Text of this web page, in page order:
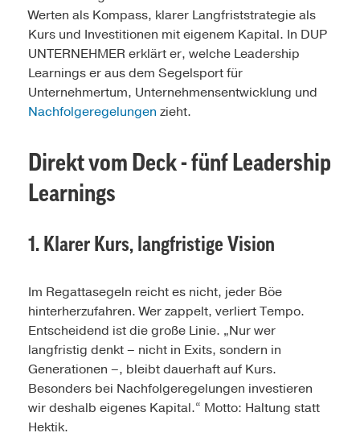
Werten als Kompass, klarer Langfriststrategie als
Kurs und Investitionen mit eigenem Kapital. In DUP
UNTERNEHMER erklärt er, welche Leadership
Learnings er aus dem Segelsport für
Unternehmertum, Unternehmensentwicklung und
Nachfolgeregelungen zieht.
Direkt vom Deck - fünf Leadership
Learnings
1. Klarer Kurs, langfristige Vision
Im Regattasegeln reicht es nicht, jeder Böe
hinterherzufahren. Wer zappelt, verliert Tempo.
Entscheidend ist die große Linie. „Nur wer
langfristig denkt – nicht in Exits, sondern in
Generationen –, bleibt dauerhaft auf Kurs.
Besonders bei Nachfolgeregelungen investieren
wir deshalb eigenes Kapital.“ Motto: Haltung statt
Hektik.